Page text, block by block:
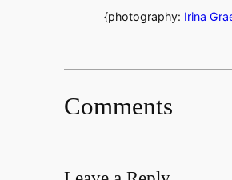
{photography: Irina
Comments